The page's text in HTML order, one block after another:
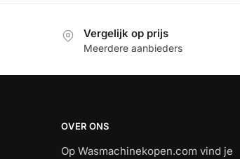
Vergelijk op prijs
Meerdere aanbieders
OVER ONS
Op Wasmachinekopen.com vind je